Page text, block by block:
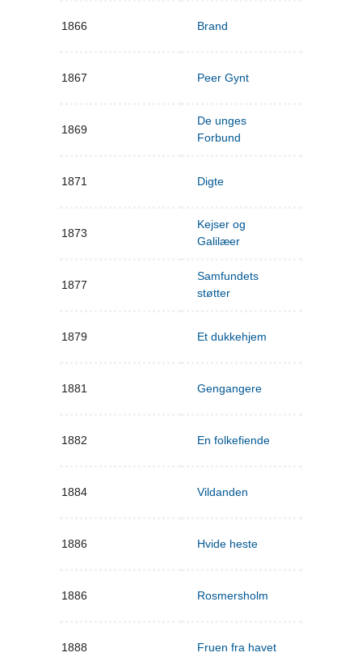
1866 Brand
1867 Peer Gynt
1869
De unges
Forbund
1871 Digte
1873
Kejser og
Galilæer
1877
Samfundets
støtter
1879 Et dukkehjem
1881 Gengangere
1882 En folkefiende
1884 Vildanden
1886 Hvide heste
1886 Rosmersholm
1888 Fruen fra havet